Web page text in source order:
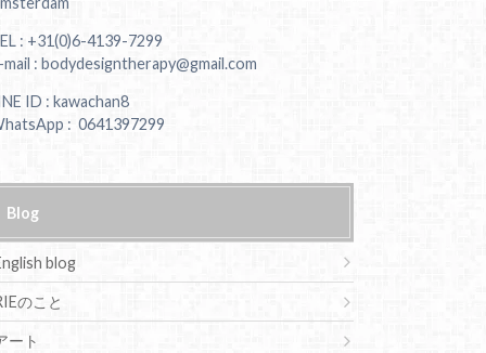
: +31(0)6-4139-7299
mail : bodydesigntherapy@gmail.com
ID : kawachan8
: 0641397299
Blog
blog
のこと
ート